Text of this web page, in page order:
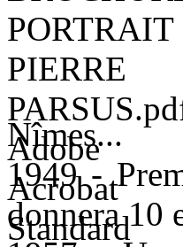
Nîmes...
1949 -
donnera 10